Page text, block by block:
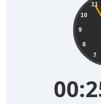
7
8
9
10
11